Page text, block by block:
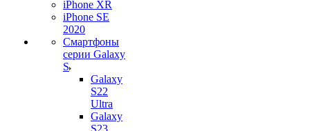
iPhone XR
iPhone SE
2020
Смартфоны
серии Galaxy
S
Galaxy
S22
Ultra
Galaxy
S23